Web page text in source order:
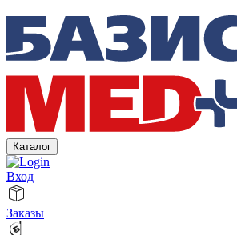
Каталог
Вход
Заказы